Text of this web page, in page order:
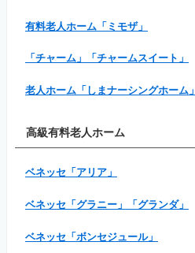
有料老人ホーム「ミモザ」
「チャーム」「チャームスイート」
老人ホーム「しまナーシングホーム」
高級有料老人ホーム
ベネッセ「アリア」
ベネッセ「グラニー」「グランダ」
ベネッセ「ボンセジュール」